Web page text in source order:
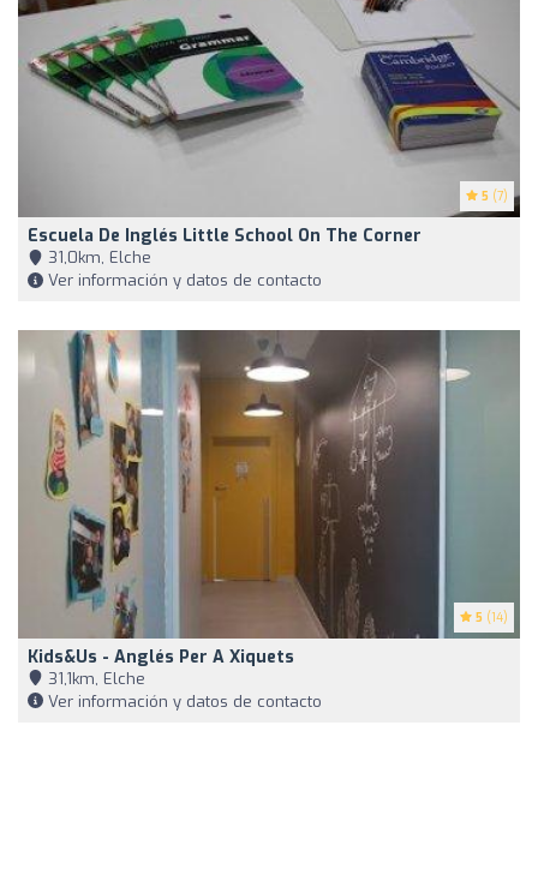
5 (7)
Escuela De Inglés Little School On The Corner
31,0km, Elche
Ver información y datos de contacto
5 (14)
Kids&Us - Anglés Per A Xiquets
31,1km, Elche
Ver información y datos de contacto